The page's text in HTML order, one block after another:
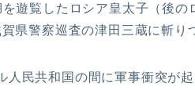
遊覧したロシア皇太子（後の
県警察巡査の津田三蔵に斬り
民共和国の間に軍事衝突が